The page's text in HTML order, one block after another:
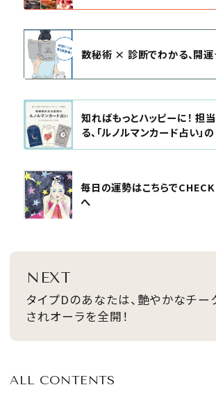
数秘術 × 診断でわかる、開
知ればもっとハッピーに！ 担
る、「ルノルマンカード占い」
毎日の運勢はこちらで
へ
NEXT
タイプDのあなたは、艶やかなチー
されオーラを全開！
ALL CONTENTS